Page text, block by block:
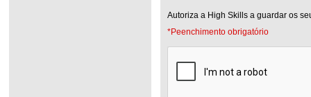
Autoriza a High Skills a guardar os
*Peenchimento obrigatório